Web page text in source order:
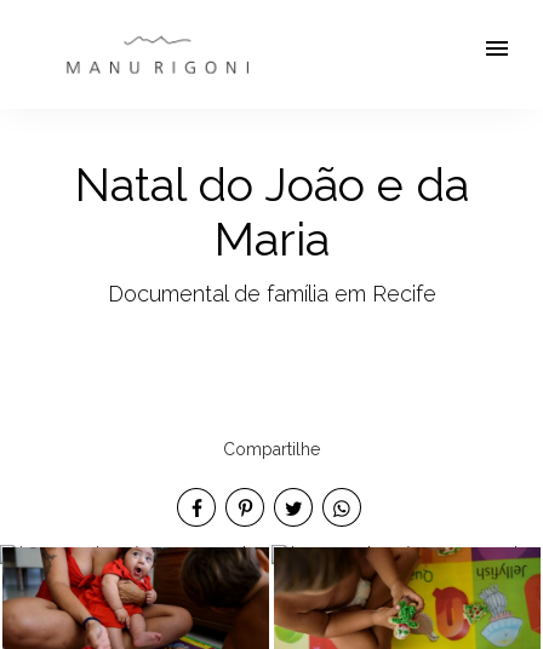
menu
Natal do João e da
Maria
Documental de família em Recife
Compartilhe